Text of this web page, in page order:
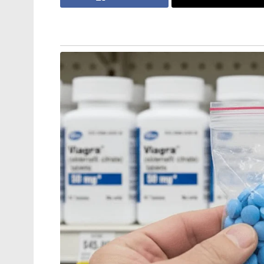
ധോണിയുടെ കാര്യത്തിൽ അന്തിമ തീരുമാനം
ധോണിക്ക് പരിക്കാണെന്ന് മാനേജ്‌മെന്റ്
കൂടുതൽ അവസരങ്ങൾ നൽകാനായി ധോണി
ശക്തമാണ്. ഹൈദരാബാദിനെതിരായ
മുൻ ഇന്ത്യൻ നായകൻ സുനിൽ ഗവാസ്കർ
വാർത്തെടുക്കുന്നതിൽ ശ്രദ്ധ
നൽകുന്നതാണ് നല്ലതെന്നും ഗവാസ്കർ
Tags: MS Dhoni CSK